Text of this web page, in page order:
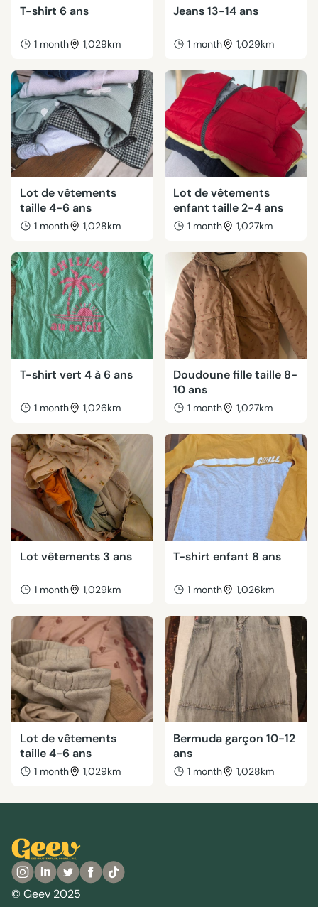
T-shirt 6 ans
1 month 1,029km
Jeans 13-14 ans
1 month 1,029km
Lot de vêtements
taille 4-6 ans
1 month 1,028km
Lot de vêtements
enfant taille 2-4 ans
1 month 1,027km
T-shirt vert 4 à 6 ans
1 month 1,026km
Doudoune fille taille 8-
10 ans
1 month 1,027km
Lot vêtements 3 ans
1 month 1,029km
T-shirt enfant 8 ans
1 month 1,026km
Lot de vêtements
taille 4-6 ans
1 month 1,029km
Bermuda garçon 10-12
ans
1 month 1,028km
© Geev 2025